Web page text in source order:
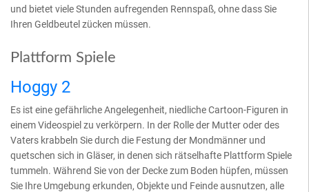
und bietet viele Stunden aufregenden Rennspaß, ohne dass Sie
Ihren Geldbeutel zücken müssen.
Plattform Spiele
Hoggy 2
Es ist eine gefährliche Angelegenheit, niedliche Cartoon-Figuren in
einem Videospiel zu verkörpern. In der Rolle der Mutter oder des
Vaters krabbeln Sie durch die Festung der Mondmänner und
quetschen sich in Gläser, in denen sich rätselhafte Plattform Spiele
tummeln. Während Sie von der Decke zum Boden hüpfen, müssen
Sie Ihre Umgebung erkunden, Objekte und Feinde ausnutzen, alle